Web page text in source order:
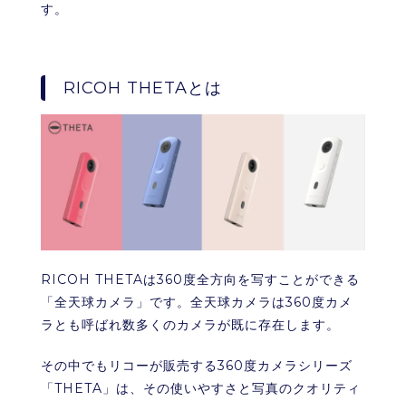
す。
RICOH THETAとは
RICOH THETAは360度全方向を写すことができる
「全天球カメラ」です。全天球カメラは360度カメ
ラとも呼ばれ数多くのカメラが既に存在します。
その中でもリコーが販売する360度カメラシリーズ
「THETA」は、その使いやすさと写真のクオリティ